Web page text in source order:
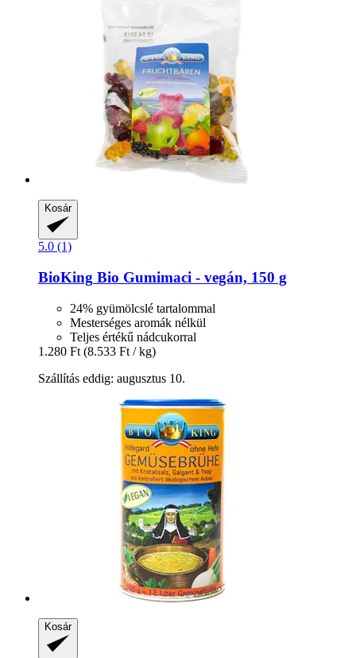
Kosár
5.0 (1)
BioKing Bio Gumimaci -​ vegán, 150 g
24% gyümölcslé tartalommal
Mesterséges aromák nélkül
Teljes értékű nádcukorral
1.280 Ft (8.533 Ft / kg)
Szállítás eddig: augusztus 10.
Kosár